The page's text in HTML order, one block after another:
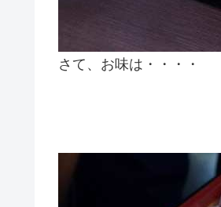
さて、お味は・・・・